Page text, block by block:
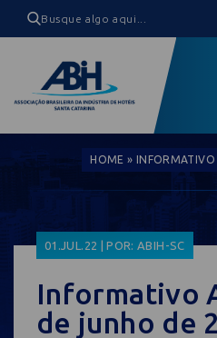
HOME »
01.JUL.22 | POR: ABIH-SC
Informativo
de junho de